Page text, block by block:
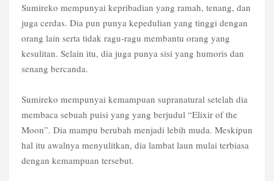
Sumireko mempunyai kepribadian yang ramah, tenang, dan
juga cerdas. Dia pun punya kepedulian yang tinggi dengan
orang lain serta tidak ragu-ragu membantu orang yang
kesulitan. Selain itu, dia juga punya sisi yang humoris dan
senang bercanda.
Sumireko mempunyai kemampuan supranatural setelah dia
membaca sebuah puisi yang yang berjudul “Elixir of the
Moon”. Dia mampu berubah menjadi lebih muda. Meskipun
hal itu awalnya menyulitkan, dia lambat laun mulai terbiasa
dengan kemampuan tersebut.